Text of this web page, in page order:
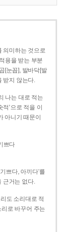
의미하는 것으로
용을 받는 부분
[눈꼽], 발바닥[발
받지 않는다.
나는 대로 적는
’으로 적을 이
아니기 때문이
쁘다
쁘다, 아끼다’를
근거는 없다.
도 소리대로 적
리로 바꾸어 주는